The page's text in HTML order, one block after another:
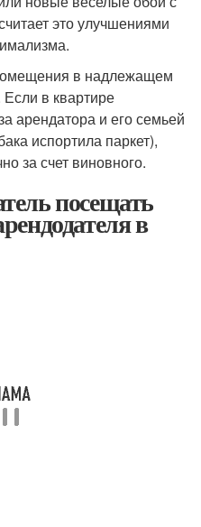
это улучшениями
в надлежащем
Если в квартире
арендатора и его семьей
испортила паркет),
за счет виновного.
посещать
в